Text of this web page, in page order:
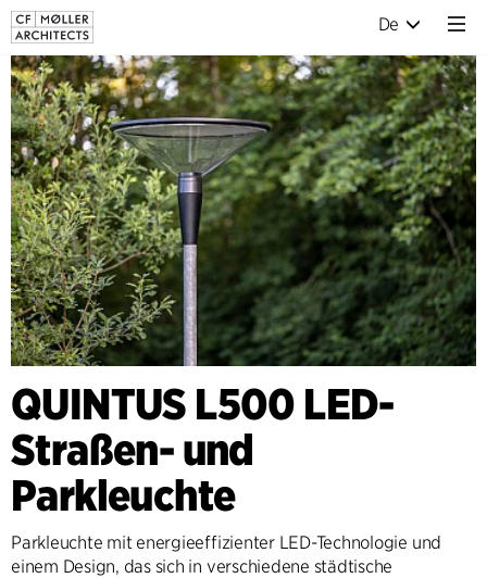
De
QUINTUS L500 LED-
Straßen- und
Parkleuchte
Parkleuchte mit energieeffizienter LED-Technologie und
einem Design, das sich in verschiedene städtische